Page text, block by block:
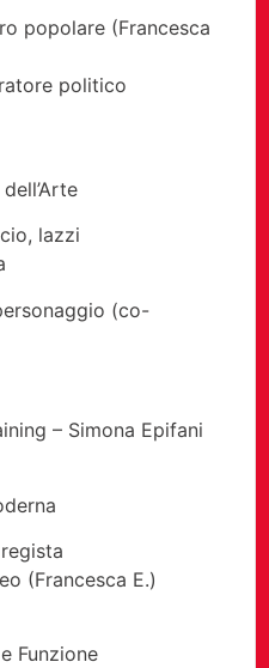
popolare (Francesca
politico
lazzi
(co-
– Simona Epifani
(Francesca E.)
Funzione